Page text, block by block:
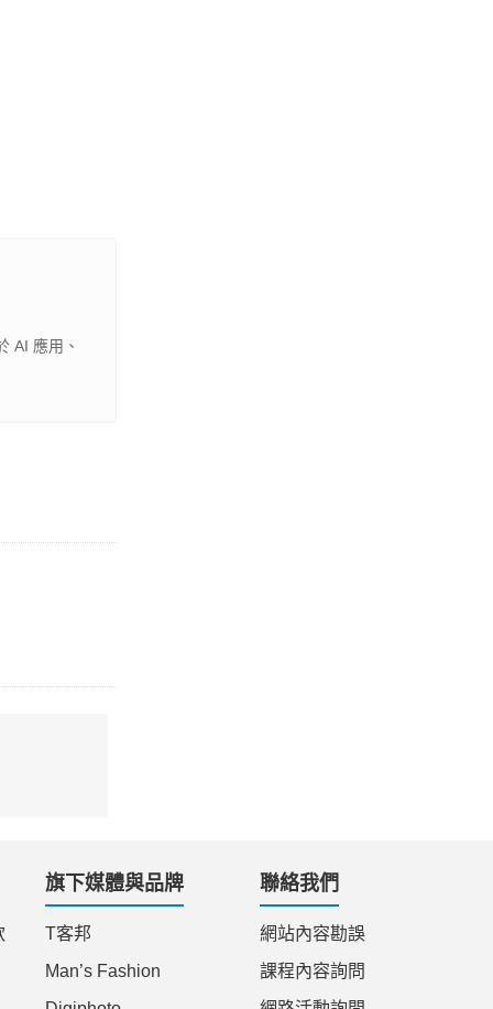
AI 應用、
旗下媒體與品牌
T客邦
Man’s Fashion
聯絡我們
網站內容勘誤
課程內容詢問